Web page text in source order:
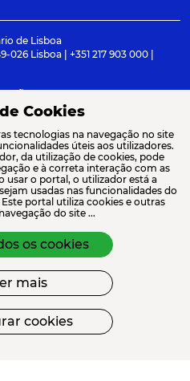
de Lisboa
Lisboa | +351 217 903 000 |
de denúncia
Cookies
tecnologias na navegação no site
úteis aos utilizadores.
da utilização de cookies, pode
e à correta interação com as
usar o portal, o utilizador está a
usadas nas funcionalidades do
portal utiliza cookies e outras
do site ...
os cookies
mais
cookies